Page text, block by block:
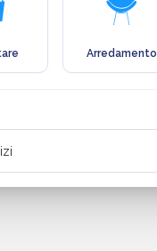
Arredamento